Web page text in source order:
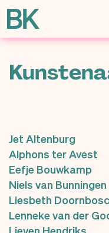
Jet Altenburg
Alphons ter Avest
Eefje Bouwkamp
Niels van Bunningen
Liesbeth
Lenneke van der